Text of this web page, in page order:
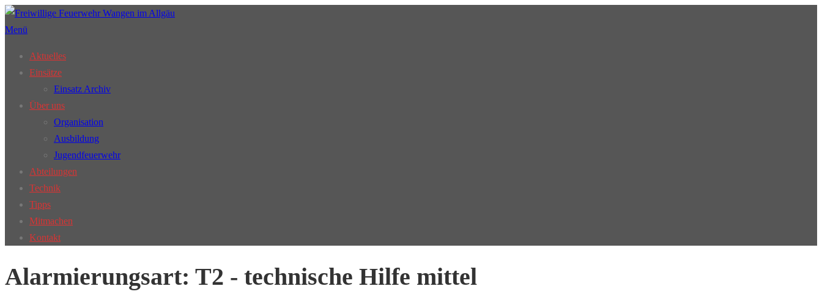
Zum
Inhalt
Menü
Aktuelles
Einsätze
Einsatz Archiv
Über uns
Organisation
Ausbildung
Jugendfeuerwehr
Abteilungen
Technik
Tipps
Mitmachen
Kontakt
Alarmierungsart: T2 - technische Hilfe mittel